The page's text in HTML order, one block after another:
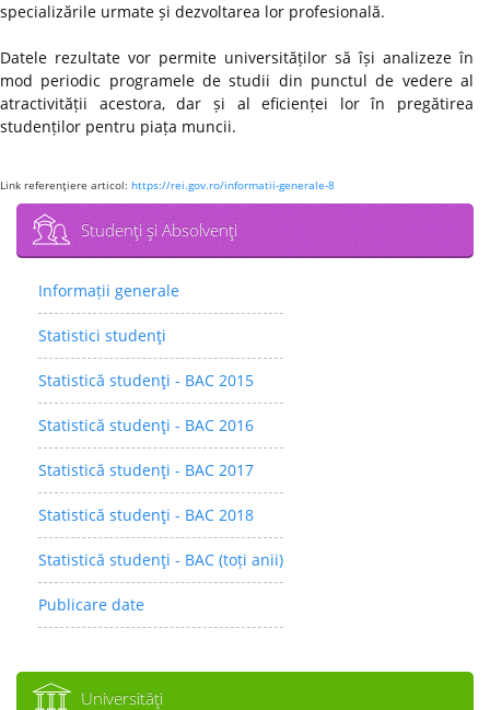
specializările urmate și dezvoltarea lor profesională.
Datele rezultate vor permite universităților să își analizeze în
mod periodic programele de studii din punctul de vedere al
atractivității acestora, dar și al eficienței lor în pregătirea
studenților pentru piața muncii.
Link referenţiere articol: https://rei.gov.ro/informatii-generale-8
Studenţi şi Absolvenţi
Informații generale
Statistici studenţi
Statistică studenţi - BAC 2015
Statistică studenţi - BAC 2016
Statistică studenţi - BAC 2017
Statistică studenţi - BAC 2018
Statistică studenţi - BAC (toți anii)
Publicare date
Universităţi